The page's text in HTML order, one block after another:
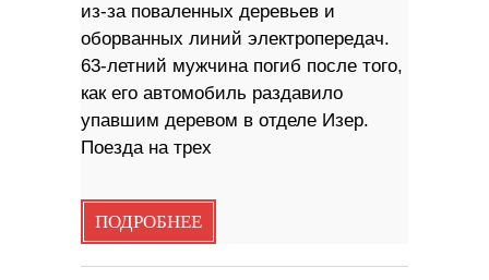
из-за поваленных деревьев и
оборванных линий электропередач.
63-летний мужчина погиб после того,
как его автомобиль раздавило
упавшим деревом в отделе Изер.
Поезда на трех
ПОДРОБНЕЕ